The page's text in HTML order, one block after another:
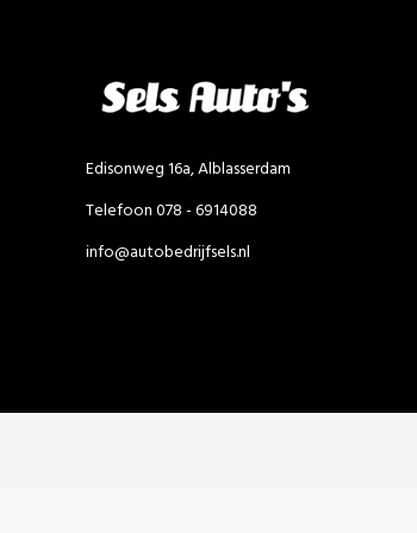
Edisonweg 16a, Alblasserdam
Telefoon 078 - 6914088
info@autobedrijfsels.nl